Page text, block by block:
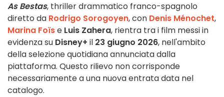
As Bestas, thriller drammatico franco-spagnolo
diretto da Rodrigo Sorogoyen, con Denis Ménochet,
Marina Foïse Luis Zahera, rientra tra i film messi in
evidenza su Disney+ il 23 giugno 2026, nell'ambito
della selezione quotidiana annunciata dalla
piattaforma. Questo rilievo non corrisponde
necessariamente a una nuova entrata data nel
catalogo.